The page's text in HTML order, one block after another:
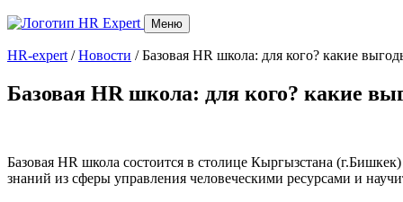
Меню
HR-expert /Новости /Базовая HR школа: для кого? какие
Базовая HR школа: для кого? какие
Базовая HR школа состоится в столице Кыргызстана
знаний из сферы управления человеческими ресурсами и